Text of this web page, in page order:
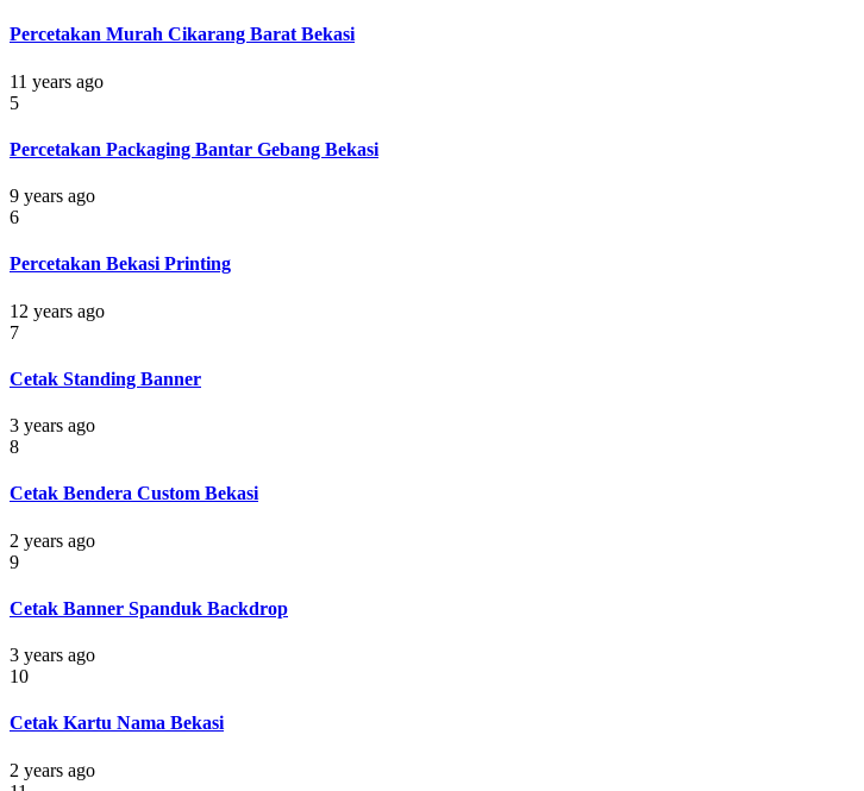
Percetakan Murah Cikarang Barat Bekasi
11 years ago
5
Percetakan Packaging Bantar Gebang Bekasi
9 years ago
6
Percetakan Bekasi Printing
12 years ago
7
Cetak Standing Banner
3 years ago
8
Cetak Bendera Custom Bekasi
2 years ago
9
Cetak Banner Spanduk Backdrop
3 years ago
10
Cetak Kartu Nama Bekasi
2 years ago